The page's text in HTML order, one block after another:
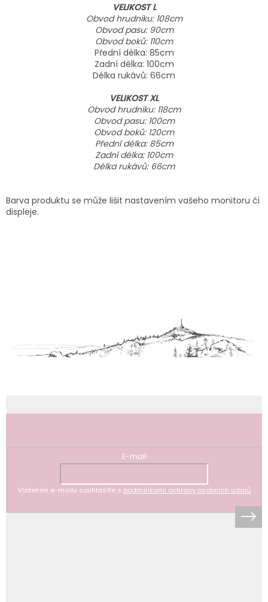
VELIKOST L
Obvod hrudníku: 108cm
Obvod pasu: 90cm
Obvod boků: 110cm
Přední délka: 85cm
Zadní délka: 100cm
Délka rukávů: 66cm
VELIKOST XL
Obvod hrudníku: 118cm
Obvod pasu: 100cm
Obvod boků: 120cm
Přední délka: 85cm
Zadní délka: 100cm
Délka rukávů: 66cm
Barva produktu se může lišit nastavením vašeho monitoru či
displeje.
E-mail
Vložením e-mailu souhlasíte s podmínkami ochrany osobních údajů